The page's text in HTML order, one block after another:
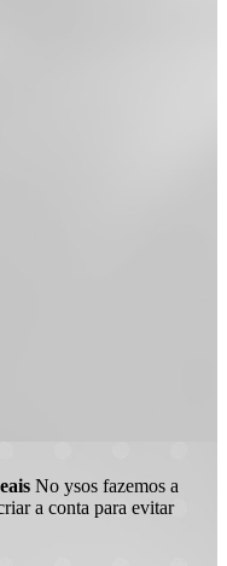
No ysos fazemos a
a conta para evitar